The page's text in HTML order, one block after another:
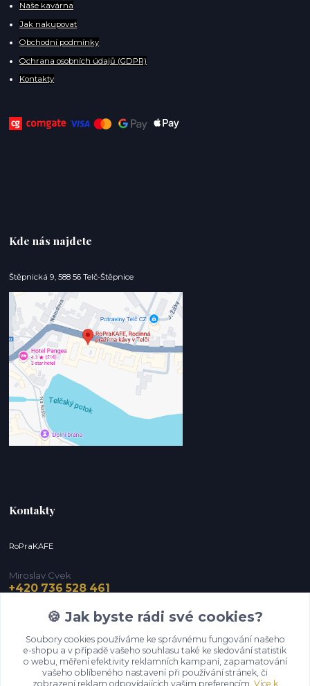
Naše kavárna
Jak nakupovat
Obchodní podmínky
Ochrana osobních údajů (GDPR)
Kontakty
Kde nás najdete
Štěpnická 9, 588 56 Telč-Štěpnice
Kontakty
RoPraKAFE
Miroslav Cvek
+420 736 528 461
info@roprakafe.cz
🍪 Jak byste rádi své cookies?
Soubory cookies používáme ke správnému fungování našeho
e-shopu a v případě vašeho souhlasu také ke sledování statistik
o webu, měření efektivity reklamních kampaní, zapamatování
vašeho oblíbeného nastavení při používání stránek, či
zobrazení reklam odpovídajících vašim preferencím. Více k